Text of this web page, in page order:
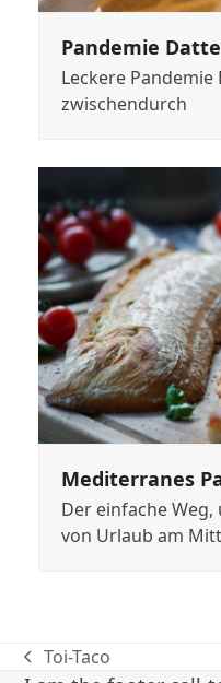
Pandemie
Leckere
zwischendurch
Mediterranes
Der einfache
von Urlaub am
vorheriger
Toi-Taco